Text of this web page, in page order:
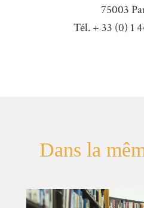
75003
Tél. + 33 (0) 1
Dans la